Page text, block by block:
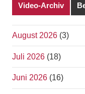
Video-Archiv
August 2026 (3)
Juli 2026 (18)
Juni 2026 (16)